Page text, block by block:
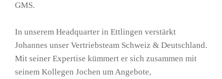
GMS.
In unserem Headquarter in Ettlingen verstärkt
Johannes unser Vertriebsteam Schweiz & Deutschland.
Mit seiner Expertise kümmert er sich zusammen mit
seinem Kollegen Jochen um Angebote,